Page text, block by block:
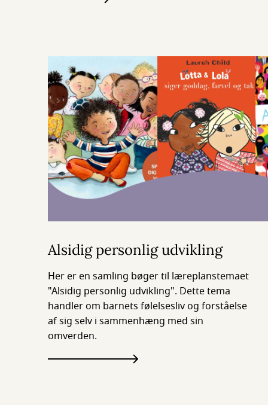
Alsidig personlig udvikling
Her er en samling bøger til læreplanstemaet
"Alsidig personlig udvikling". Dette tema
handler om barnets følelsesliv og forståelse
af sig selv i sammenhæng med sin
omverden.